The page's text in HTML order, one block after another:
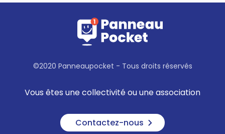
©2020 Panneaupocket - Tous droits réservés
Vous êtes une collectivité ou une association
Contactez-nous